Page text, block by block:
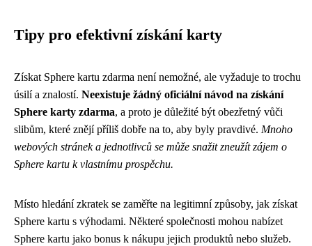
Tipy pro efektivní získání karty
Získat Sphere kartu zdarma není nemožné, ale vyžaduje to trochu
úsilí a znalostí. Neexistuje žádný oficiální návod na získání
Sphere karty zdarma, a proto je důležité být obezřetný vůči
slibům, které znějí příliš dobře na to, aby byly pravdivé. Mnoho
webových stránek a jednotlivců se může snažit zneužít zájem o
Sphere kartu k vlastnímu prospěchu.
Místo hledání zkratek se zaměřte na legitimní způsoby, jak získat
Sphere kartu s výhodami. Některé společnosti mohou nabízet
Sphere kartu jako bonus k nákupu jejich produktů nebo služeb.